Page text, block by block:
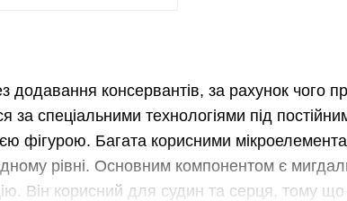
консервантів, за рахунок чого
за спеціальними технологіями під
фігурою. Багата корисними
рівні. Основним компонентом є
Він корисний для судин та серця, тому що